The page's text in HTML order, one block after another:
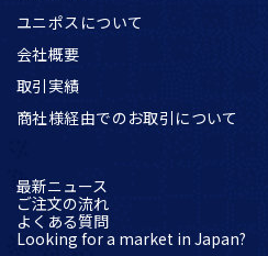
ユニポスについて
会社概要
取引実績
商社様経由でのお取引について
最新ニュース
ご注文の流れ
よくある質問
Looking for a market in Japan?